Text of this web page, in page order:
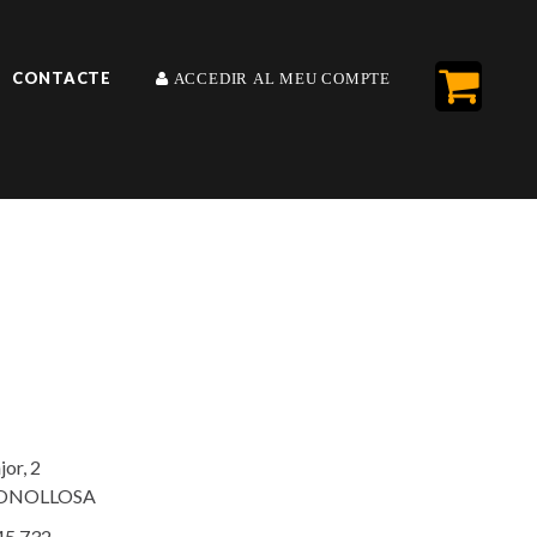
CONTACTE ACCEDIR AL MEU COMPTE
2